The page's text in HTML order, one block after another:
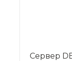
Сервер